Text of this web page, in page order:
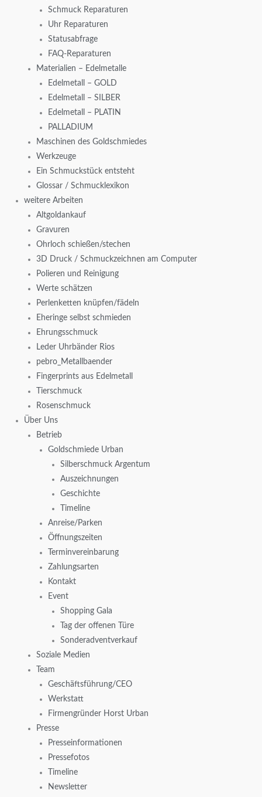
Schmuck Reparaturen
Uhr Reparaturen
Statusabfrage
FAQ-Reparaturen
Materialien – Edelmetalle
Edelmetall – GOLD
Edelmetall – SILBER
Edelmetall – PLATIN
PALLADIUM
Maschinen des Goldschmiedes
Werkzeuge
Ein Schmuckstück entsteht
Glossar / Schmucklexikon
weitere Arbeiten
Altgoldankauf
Gravuren
Ohrloch schießen/stechen
3D Druck / Schmuckzeichnen am Computer
Polieren und Reinigung
Werte schätzen
Perlenketten knüpfen/fädeln
Eheringe selbst schmieden
Ehrungsschmuck
Leder Uhrbänder Rios
pebro_Metallbaender
Fingerprints aus Edelmetall
Tierschmuck
Rosenschmuck
Über Uns
Betrieb
Goldschmiede Urban
Silberschmuck Argentum
Auszeichnungen
Geschichte
Timeline
Anreise/Parken
Öffnungszeiten
Terminvereinbarung
Zahlungsarten
Kontakt
Event
Shopping Gala
Tag der offenen Türe
Sonderadventverkauf
Soziale Medien
Team
Geschäftsführung/CEO
Werkstatt
Firmengründer Horst Urban
Presse
Presseinformationen
Pressefotos
Timeline
Newsletter